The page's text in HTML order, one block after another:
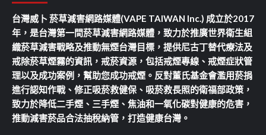
台灣威卜 菸草減害網路媒體(VAPE TAIWAN Inc.) 成立於2017
年，是台灣第一間菸草減害網路媒體，致力於推廣世界衛生組
織菸草減害戰略及推動無煙台灣目標，提供尼古丁替代療法及
戒除菸草煙霧的資訊，戒菸資源，包括戒煙專線、戒煙症狀管
理以及成功案例，幫助您成功戒煙。反對董氏基金會濫用菸捐
進行認知作戰、修正吸菸救健保、吸菸救長照的衛福部政策，
致力於降低二手煙、三手煙、焦油和一氧化碳對健康的危害，
推動減害菸品合法抽稅納管，打造健康台灣。